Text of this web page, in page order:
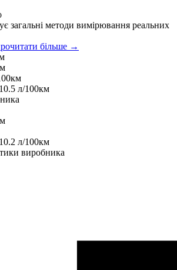
загальні методи вимірювання реальних
більше →
10.5 л/100км
10.2 л/100км
виробника